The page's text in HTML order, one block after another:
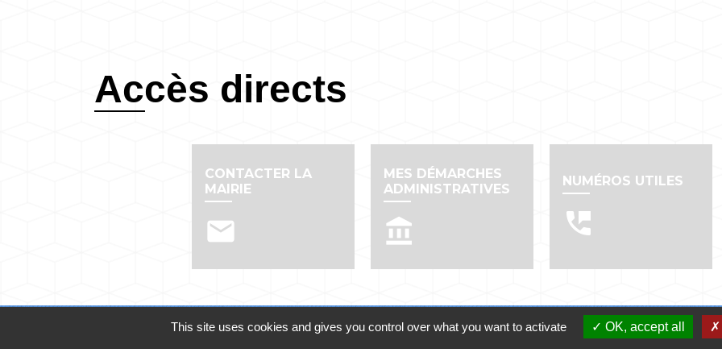
Accès directs
CONTACTER LA
MAIRIE
email
MES DÉMARCHES
ADMINISTRATIVES
account_balance
NUMÉROS UTILES
perm_phone_msg
Contacts
This site uses cookies and gives you control over what you want to activate OK, accept all